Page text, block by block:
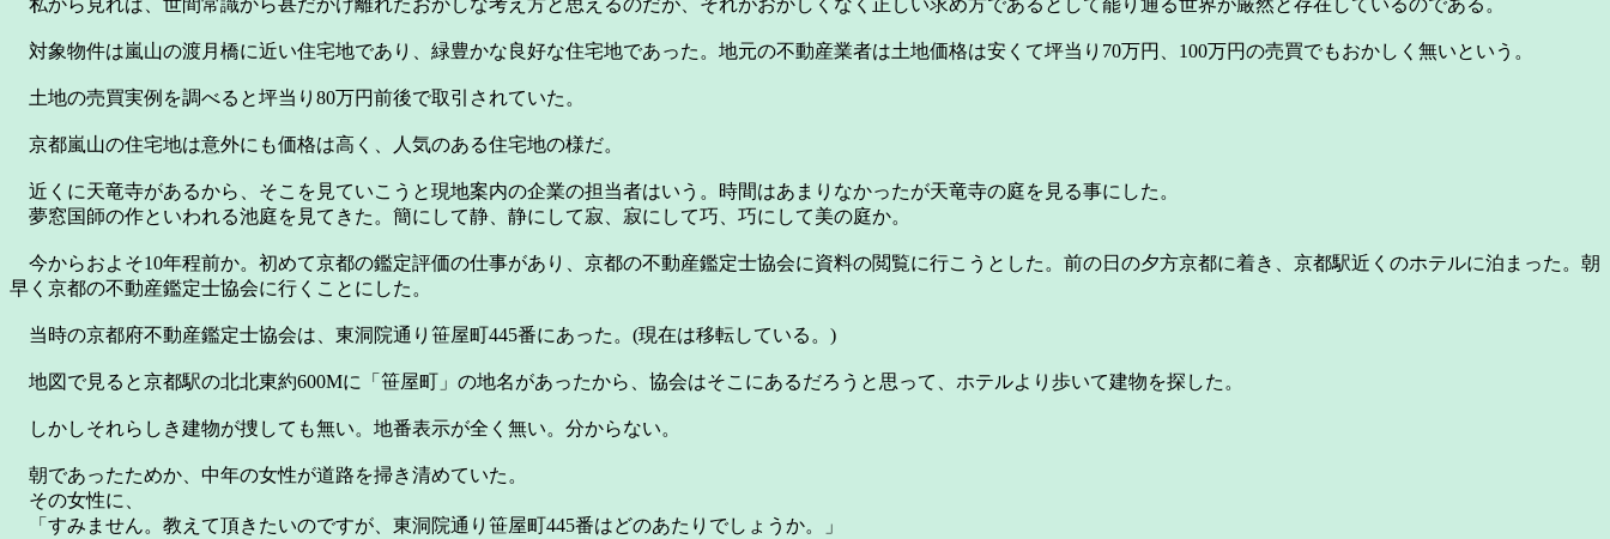
私から見れば、世間常識から甚だかけ離れたおかしな考え方と思えるのだが、それがおかしくなく正しい求め方であるとして罷り通る世界が厳然と存在しているのである。
対象物件は嵐山の渡月橋に近い住宅地であり、緑豊かな良好な住宅地であった。地元の不動産業者は土地価格は安くて坪当り70万円、100万円の売買でもおかしく無いという。
土地の売買実例を調べると坪当り80万円前後で取引されていた。
京都嵐山の住宅地は意外にも価格は高く、人気のある住宅地の様だ。
近くに天竜寺があるから、そこを見ていこうと現地案内の企業の担当者はいう。時間はあまりなかったが天竜寺の庭を見る事にした。
夢窓国師の作といわれる池庭を見てきた。簡にして静、静にして寂、寂にして巧、巧にして美の庭か。
今からおよそ10年程前か。初めて京都の鑑定評価の仕事があり、京都の不動産鑑定士協会に資料の閲覧に行こうとした。前の日の夕方京都に着き、京都駅近くのホテルに泊まった。朝
早く京都の不動産鑑定士協会に行くことにした。
当時の京都府不動産鑑定士協会は、東洞院通り笹屋町445番にあった。(現在は移転している。)
地図で見ると京都駅の北北東約600Mに「笹屋町」の地名があったから、協会はそこにあるだろうと思って、ホテルより歩いて建物を探した。
しかしそれらしき建物が捜しても無い。地番表示が全く無い。分からない。
朝であったためか、中年の女性が道路を掃き清めていた。
その女性に、
「すみません。教えて頂きたいのですが、東洞院通り笹屋町445番はどのあたりでしょうか。」